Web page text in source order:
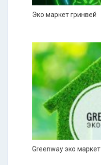
Эко маркет гринвей
Greenway эко маркет